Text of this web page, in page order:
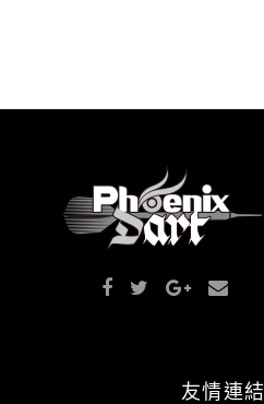
友情連結